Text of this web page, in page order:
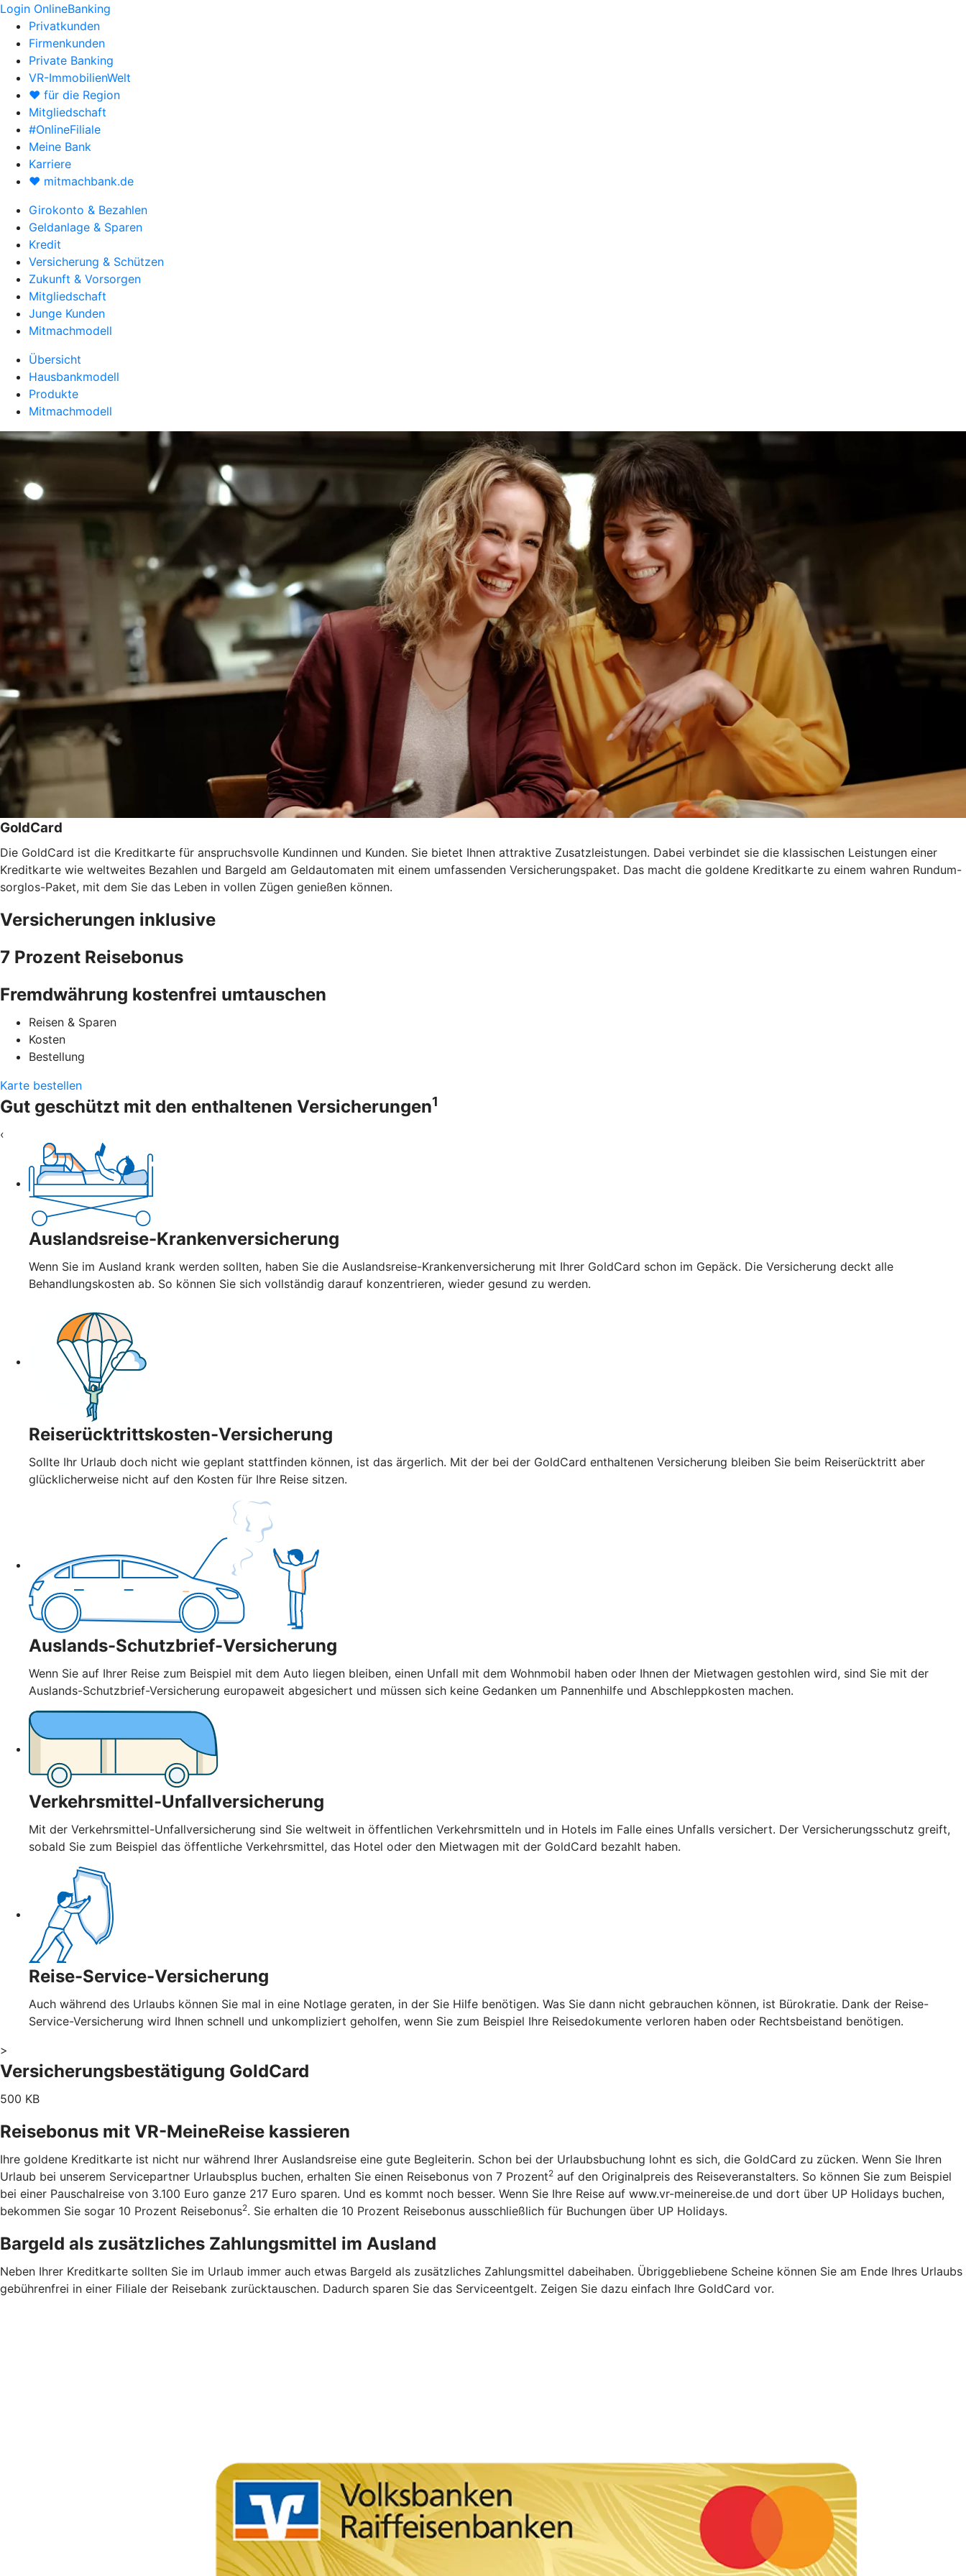
Login OnlineBanking
Privatkunden
Firmenkunden
Private Banking
VR-ImmobilienWelt
♥ für die Region
Mitgliedschaft
#OnlineFiliale
Meine Bank
Karriere
♥ mitmachbank.de
Girokonto & Bezahlen
Geldanlage & Sparen
Kredit
Versicherung & Schützen
Zukunft & Vorsorgen
Mitgliedschaft
Junge Kunden
Mitmachmodell
Übersicht
Hausbankmodell
Produkte
Mitmachmodell
GoldCard
Die GoldCard ist die Kreditkarte für anspruchsvolle Kundinnen und Kunden. Sie bietet Ihnen attraktive Zusatzleistungen. Dabei verbindet sie die klassischen Leistungen einer
Kreditkarte wie weltweites Bezahlen und Bargeld am Geldautomaten mit einem umfassenden Versicherungspaket. Das macht die goldene Kreditkarte zu einem wahren Rundum-
sorglos-Paket, mit dem Sie das Leben in vollen Zügen genießen können.
Versicherungen inklusive
7 Prozent Reisebonus
Fremdwährung kostenfrei umtauschen
Reisen & Sparen
Kosten
Bestellung
Karte bestellen
Gut geschützt mit den enthaltenen Versicherungen1
‹
Auslandsreise-Krankenversicherung
Wenn Sie im Ausland krank werden sollten, haben Sie die Auslandsreise-Krankenversicherung mit Ihrer GoldCard schon im Gepäck. Die Versicherung deckt alle
Behandlungskosten ab. So können Sie sich vollständig darauf konzentrieren, wieder gesund zu werden.
Reiserücktrittskosten-Versicherung
Sollte Ihr Urlaub doch nicht wie geplant stattfinden können, ist das ärgerlich. Mit der bei der GoldCard enthaltenen Versicherung bleiben Sie beim Reiserücktritt aber
glücklicherweise nicht auf den Kosten für Ihre Reise sitzen.
Auslands-Schutzbrief-Versicherung
Wenn Sie auf Ihrer Reise zum Beispiel mit dem Auto liegen bleiben, einen Unfall mit dem Wohnmobil haben oder Ihnen der Mietwagen gestohlen wird, sind Sie mit der
Auslands-Schutzbrief-Versicherung europaweit abgesichert und müssen sich keine Gedanken um Pannenhilfe und Abschleppkosten machen.
Verkehrsmittel-Unfallversicherung
Mit der Verkehrsmittel-Unfallversicherung sind Sie weltweit in öffentlichen Verkehrsmitteln und in Hotels im Falle eines Unfalls versichert. Der Versicherungsschutz greift,
sobald Sie zum Beispiel das öffentliche Verkehrsmittel, das Hotel oder den Mietwagen mit der GoldCard bezahlt haben.
Reise-Service-Versicherung
Auch während des Urlaubs können Sie mal in eine Notlage geraten, in der Sie Hilfe benötigen. Was Sie dann nicht gebrauchen können, ist Bürokratie. Dank der Reise-
Service-Versicherung wird Ihnen schnell und unkompliziert geholfen, wenn Sie zum Beispiel Ihre Reisedokumente verloren haben oder Rechtsbeistand benötigen.
>
Versicherungsbestätigung GoldCard
500 KB
Reisebonus mit VR-MeineReise kassieren
Ihre goldene Kreditkarte ist nicht nur während Ihrer Auslandsreise eine gute Begleiterin. Schon bei der Urlaubsbuchung lohnt es sich, die GoldCard zu zücken. Wenn Sie Ihren
Urlaub bei unserem Servicepartner Urlaubsplus buchen, erhalten Sie einen Reisebonus von 7 Prozent2 auf den Originalpreis des Reiseveranstalters. So können Sie zum Beispiel
bei einer Pauschalreise von 3.100 Euro ganze 217 Euro sparen. Und es kommt noch besser. Wenn Sie Ihre Reise auf www.vr-meinereise.de und dort über UP Holidays buchen,
bekommen Sie sogar 10 Prozent Reisebonus2. Sie erhalten die 10 Prozent Reisebonus ausschließlich für Buchungen über UP Holidays.
Bargeld als zusätzliches Zahlungsmittel im Ausland
Neben Ihrer Kreditkarte sollten Sie im Urlaub immer auch etwas Bargeld als zusätzliches Zahlungsmittel dabeihaben. Übriggebliebene Scheine können Sie am Ende Ihres Urlaubs
gebührenfrei in einer Filiale der Reisebank zurücktauschen. Dadurch sparen Sie das Serviceentgelt. Zeigen Sie dazu einfach Ihre GoldCard vor.